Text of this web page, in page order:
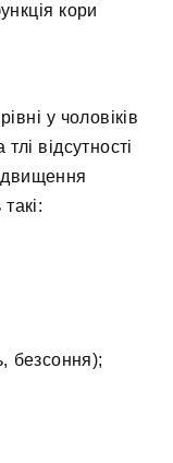
кори
у чоловіків
відсутності
безсоння);